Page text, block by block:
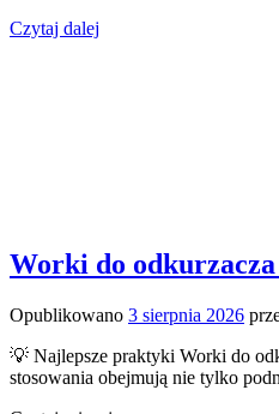
Czytaj dalej
Worki do
Opublikowano 3 sierpnia 2026
💡 Najlepsze praktyki Worki do
stosowania obejmują nie tylko